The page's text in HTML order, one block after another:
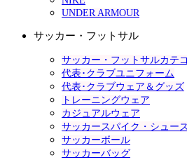
UNDER ARMOUR
サッカー・フットサル
サッカー・フットサルカテ
代表･クラブユニフォーム
代表･クラブウェア＆グッズ
トレーニングウェア
カジュアルウェア
サッカースパイク・シュー
サッカーボール
サッカーバッグ